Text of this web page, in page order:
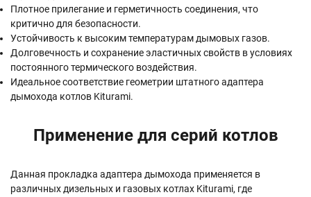
Плотное прилегание и герметичность соединения, что
критично для безопасности.
Устойчивость к высоким температурам дымовых газов.
Долговечность и сохранение эластичных свойств в условиях
постоянного термического воздействия.
Идеальное соответствие геометрии штатного адаптера
дымохода котлов Kiturami.
Применение для серий котлов
Данная прокладка адаптера дымохода применяется в
различных дизельных и газовых котлах Kiturami, где